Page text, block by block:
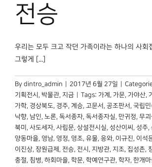
전승
우리는 모두 크고 작던 가족이라는 하나의 사회
그렇게 [...]
By dintro_admin 2017년 6월 27일
기획전시 , 박물관, 지금 Tags: 가계 , 가문, 가야산,
가학, 경상북도, 경주, 계승, 고문서 , 공조판서 , 국립
낙향, 남인, 노론, 독서종자, 독서종자실, 만귀정, 무괴
북미 , 사도세자, 사립문, 상설전시실, 성산이씨 , 성주,
양동마을, 영남, 영정, 영조, 유물, 응와, 이규진, 이석
이진상, 장원급제 , 전승, 전시 , 지방관, 지조, 집성촌,
충절, 침병, 하회마을, 학문, 학예연구관, 학자, 한개